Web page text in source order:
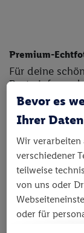
Premium-
Für deine
Beste infrage:
edlem Glanz-
verleiht jeder
nahtlosen
eindrucksvoll
ganz ohne
Blättererlebnis.
Robuste
Der
XXL-Fotobuch
sondern
Bevor es
Ihrer Daten
Wir verarbeiten
verschiedener
teilweise
von uns oder
oder für